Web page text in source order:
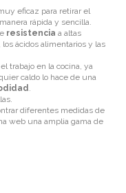
eficaz para retirar el
rápida y sencilla.
resistencia a altas
ácidos alimentarios y las
trabajo en la cocina, ya
caldo lo hace de una
.
diferentes medidas de
web una amplia gama de